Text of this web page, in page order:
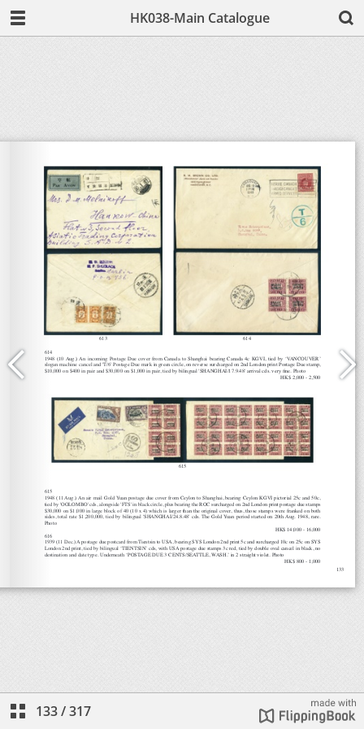
HK038-Main Catalogue
133/317